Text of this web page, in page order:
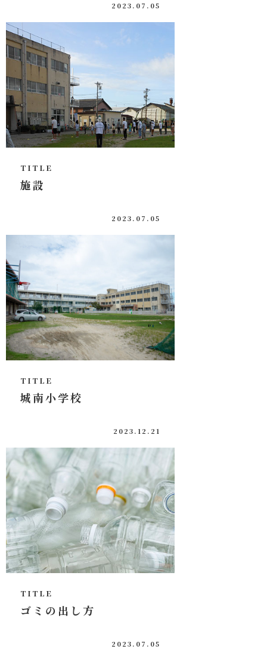
2023.07.05
TITLE
施設
2023.07.05
TITLE
城南小学校
2023.12.21
TITLE
ゴミの出し方
2023.07.05